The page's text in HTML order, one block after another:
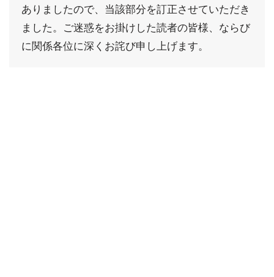
ありましたので、当該部分を訂正させていただき
ました。ご迷惑をお掛けした読者の皆様、ならび
に関係各位に深くお詫び申し上げます。